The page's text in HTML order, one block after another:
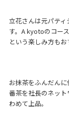
立花さんは元パテ
す。A kyotoのコー
という楽しみ方もお
お抹茶をふんだん
番茶を社長のネッ
わめて上品。